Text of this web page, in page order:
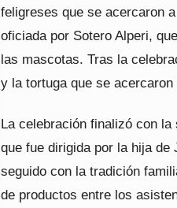
feligreses que se acercaron
oficiada por Sotero Alperi,
las mascotas. Tras la
y la tortuga que se
La celebración finalizó con
que fue dirigida por la hija de
seguido con la tradición
de productos entre los